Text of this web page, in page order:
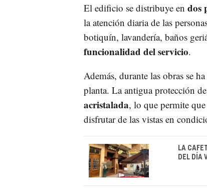
El edificio se distribuye en dos
la atención diaria de las
botiquín, lavandería, baños
funcionalidad del servicio.
Además, durante las obras se
planta. La antigua protección
acristalada, lo que permite que
disfrutar de las vistas en
LA
DEL DÍA